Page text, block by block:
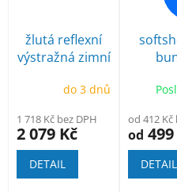
žlutá reflexní
výstražná zimní
do 3 dnů
1 718 Kč bez DPH
2 079 Kč
DETAIL
od 412 Kč
od
DETAIL